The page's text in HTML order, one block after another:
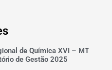
de Química XVI – MT
de Gestão 2025